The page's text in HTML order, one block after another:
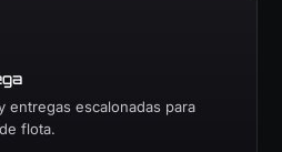
entregas escalonadas para
flota.